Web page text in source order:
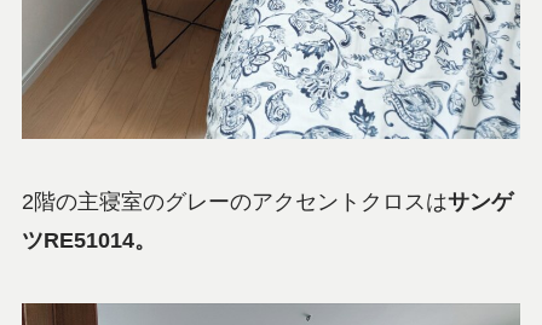
2階の主寝室のグレーのアクセントクロスはサンゲ
ツRE51014。